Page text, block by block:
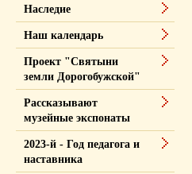
Наследие
Наш календарь
Проект "Святыни
земли Дорогобужской"
Рассказывают
музейные экспонаты
2023-й - Год педагога и
наставника